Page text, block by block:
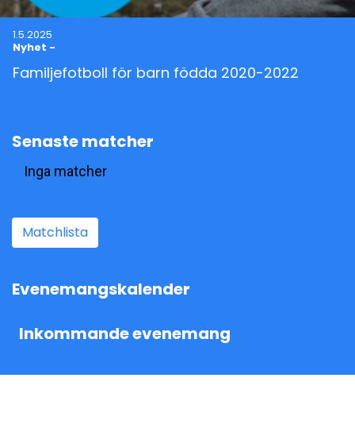
1.5.2025
Nyhet -
Familjefotboll för barn födda 2020-2022
Senaste matcher
Inga matcher
Matchlista
Evenemangskalender
Inkommande evenemang